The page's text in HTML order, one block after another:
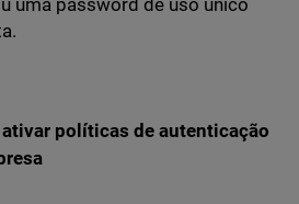
uma password de uso único
políticas de autenticação